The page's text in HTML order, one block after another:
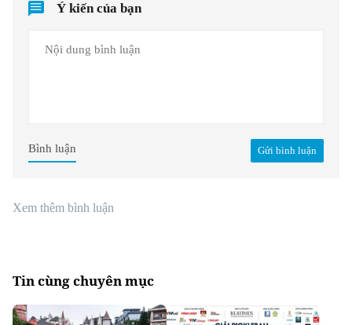
Ý kiến của bạn
Gửi bình luận
Bình luận
Xem thêm bình luận
Tin cùng chuyên mục